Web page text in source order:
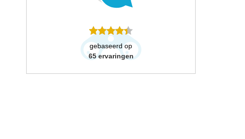
gebaseerd op
65 ervaringen